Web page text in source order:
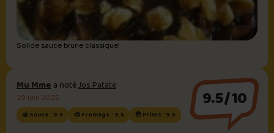
Solide sauce brune classique!
Mu Mmea notéJos Patate
29 juin 2025
🍯 Sauce : 9.5 🧀 Fromage : 9.5 🍟 Frites : 9.5
9.5/10